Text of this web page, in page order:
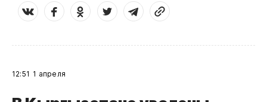
12:51 1 апреля